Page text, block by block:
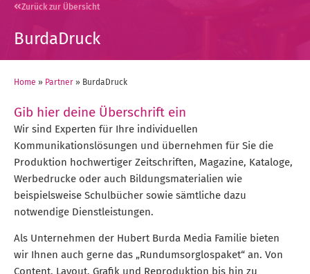
Zurück zur Übersicht
BurdaDruck
Home » Partner » BurdaDruck
Gib hier deine Überschrift ein
Wir sind Experten für Ihre individuellen
Kommunikationslösungen und übernehmen für Sie die
Produktion hochwertiger Zeitschriften, Magazine, Kataloge,
Werbedrucke oder auch Bildungsmaterialien wie
beispielsweise Schulbücher sowie sämtliche dazu
notwendige Dienstleistungen.
Als Unternehmen der Hubert Burda Media Familie bieten
wir Ihnen auch gerne das „Rundumsorglospaket“ an. Von
Content, Layout, Grafik und Reproduktion bis hin zu